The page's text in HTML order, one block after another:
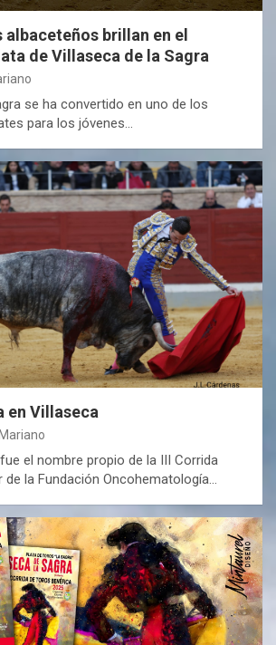
albaceteños brillan en el
de Villaseca de la Sagra
se ha convertido en uno de los
para los jóvenes…
en Villaseca
Mariano
el nombre propio de la III Corrida
de la Fundación Oncohematología…